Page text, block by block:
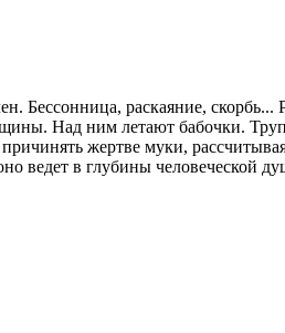
раскаяние, скорбь...
Над ним летают бабочки.
жертве муки,
ведет в глубины человеческой